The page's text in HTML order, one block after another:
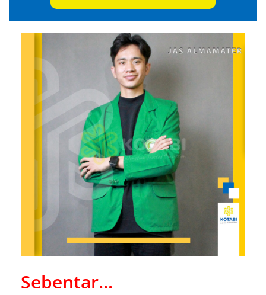
Sebentar...